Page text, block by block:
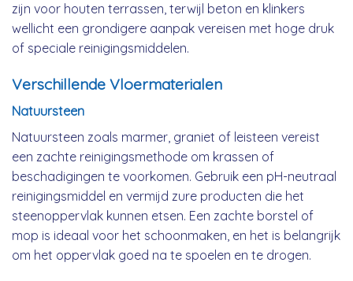
zijn voor houten terrassen, terwijl beton en klinkers
wellicht een grondigere aanpak vereisen met hoge druk
of speciale reinigingsmiddelen.
Verschillende Vloermaterialen
Natuursteen
Natuursteen zoals marmer, graniet of leisteen vereist
een zachte reinigingsmethode om krassen of
beschadigingen te voorkomen. Gebruik een pH-neutraal
reinigingsmiddel en vermijd zure producten die het
steenoppervlak kunnen etsen. Een zachte borstel of
mop is ideaal voor het schoonmaken, en het is belangrijk
om het oppervlak goed na te spoelen en te drogen.